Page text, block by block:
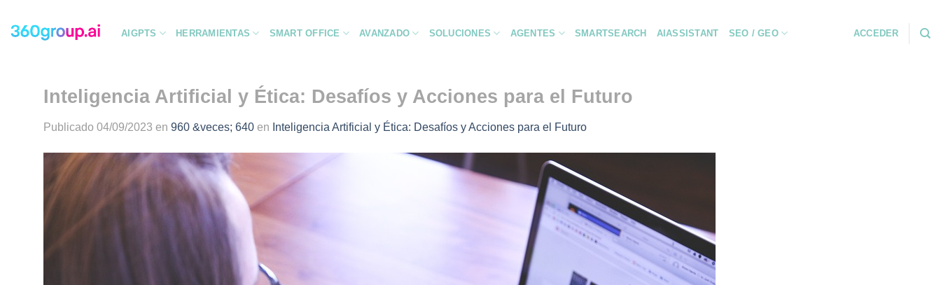
contenido
AIGPTS HERRAMIENTAS SMART OFFICE AVANZADO SOLUCIONES AGENTES SMARTSEARCH AIASSISTANT SEO / GEO ACCEDER
Inteligencia Artificial y Ética: Desafíos y Acciones para el Futuro
Publicado 04/09/2023 en 960 &veces; 640 en Inteligencia Artificial y Ética: Desafíos y Acciones para el Futuro